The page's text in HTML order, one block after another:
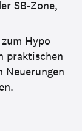
SB-Zone,
Hypo
praktischen
Neuerungen